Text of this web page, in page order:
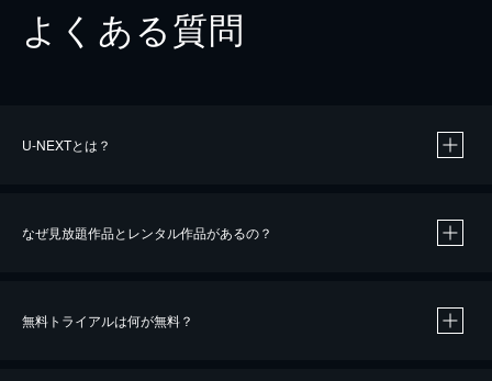
よくある質問
U-NEXTとは？
なぜ見放題作品とレンタル作品があるの？
無料トライアルは何が無料？